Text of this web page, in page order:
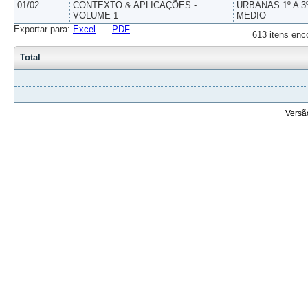
01/02
CONTEXTO & APLICAÇÕES -
VOLUME 1
URBANAS 1º A
MEDIO
613 itens
Exportar para: Excel PDF
Total